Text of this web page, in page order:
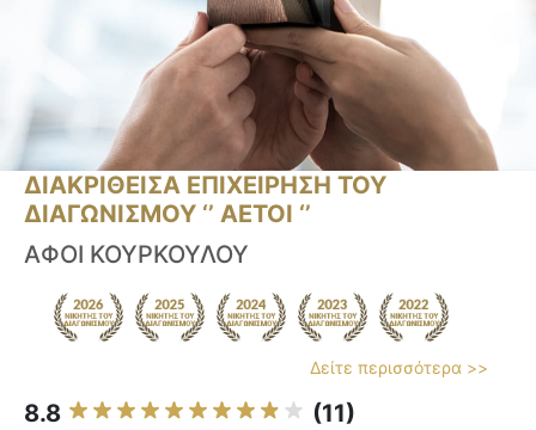
ΔΙΑΚΡΙΘΕΙΣΑ ΕΠΙΧΕΙΡΗΣΗ ΤΟΥ
ΔΙΑΓΩΝΙΣΜΟΥ ‘’ ΑΕΤΟΙ ‘’
ΑΦΟΙ ΚΟΥΡΚΟΥΛΟΥ
Δείτε περισσότερα >>
8.8 (11)